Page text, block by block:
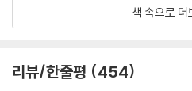
46 제주도민 학살의 주범은 미국인가?
47 6 · 25전쟁 중에도 예비검속으로
7장│이승만 국부 만들기를 그만두라
동이 우리의 완전한 독립에 지대한 영
책 속으로 더
리뷰/한줄평 454